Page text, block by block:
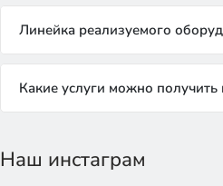
Линейка реализуемого
Какие услуги можно
Наш инстаграм